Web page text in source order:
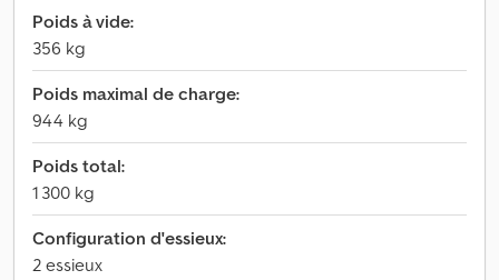
Poids à vide:
356 kg
Poids maximal de charge:
944 kg
Poids total:
1 300 kg
Configuration d'essieux:
2 essieux